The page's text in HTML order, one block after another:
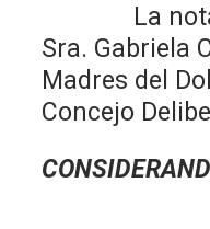
La nota
Sra. Gabriela
Madres del
Concejo